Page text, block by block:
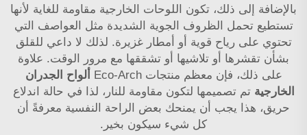
بالإضافة إلى ذلك، تكون اللوحات الخارجية مقاومة للغاية لأنها
تستطيع تحمل الظروف الجوية الشديدة مثل العواصف التي
تحتوي على رياح قوية أو أمطار غزيرة. لذلك لا داعي للقلق
بشأن تقشرها أو تلاشيها أو تشققها مع مرور الوقت. علاوة
على ذلك، فإن معظم منتجات Eco-Arch
ألواح الجدران
الخارجية تم تصميمها لتكون مقاومة للنار، لذا في حالة اندلاع
حريق، هذا يجب أن يمنحك بعض الراحة النفسية معرفةً أن
كل شيء سيكون بخير.